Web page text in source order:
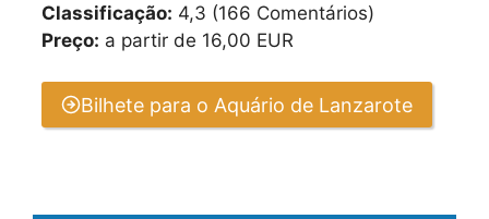
Classificação: 4,3 (166 Comentários)
Preço: a partir de 16,00 EUR
Bilhete para o Aquário de Lanzarote